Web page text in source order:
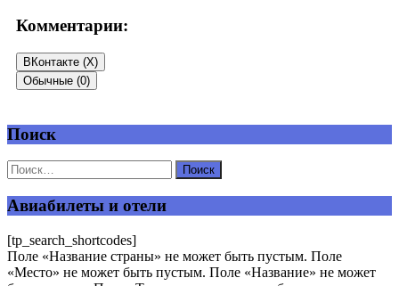
Комментарии:
ВКонтакте (X)
Обычные (0)
Добавить комментарий
Ваш адрес email не будет опубликован.
Поиск
Авиабилеты и отели
[tp_search_shortcodes]
Поле «Название страны» не может быть пустым. Поле
«Место» не может быть пустым. Поле «Название» не может